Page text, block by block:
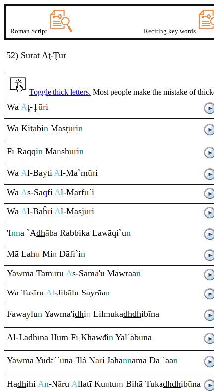
Roman Script Reciting key words
52) Sūrat Aţ-Ţūr
Toggle thick letters. Most people make the mistake of
Wa Aţ-Ţūri
Wa Kitābin Masţūrin
Fī Raqqin Manshūrin
Wa Al-Bayti Al-Ma`mūri
Wa As-Saqfi Al-Marfū`i
Wa Al-Baĥri Al-Masjūri
'Inna `Adhāba Rabbika Lawāqi`un
Mā Lahu Min Dāfi`in
Yawma Tamūru As-Samā'u Mawrāan
Wa Tasīru Al-Jibālu Sayrāan
Fawaylun Yawma'idhin Lilmukadhdhibīna
Al-Ladhīna Hum Fī Khawđin Yal`abūna
Yawma Yuda``ūna 'Ilá Nāri Jahannama Da``āan
Hadhihi An-Nāru Allatī Kuntum Bihā Tukadhdhibūna